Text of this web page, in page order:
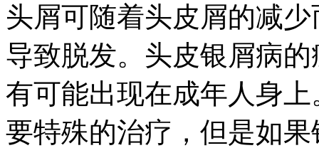
头屑可随着头皮屑的减
导致脱发。头皮银屑病
有可能出现在成年人身
要特殊的治疗，但是如